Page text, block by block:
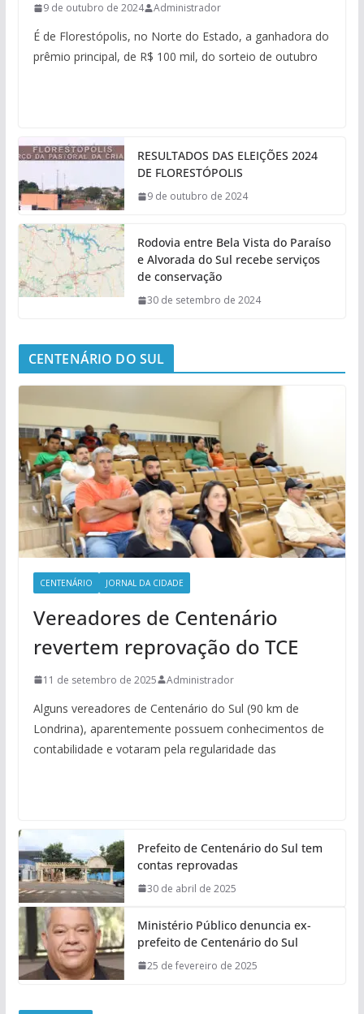
9 de outubro de 2024 Administrador
É de Florestópolis, no Norte do Estado, a ganhadora do
prêmio principal, de R$ 100 mil, do sorteio de outubro
RESULTADOS DAS ELEIÇÕES 2024
DE FLORESTÓPOLIS
9 de outubro de 2024
Rodovia entre Bela Vista do Paraíso
e Alvorada do Sul recebe serviços
de conservação
30 de setembro de 2024
CENTENÁRIO DO SUL
CENTENÁRIO JORNAL DA CIDADE
Vereadores de Centenário
revertem reprovação do TCE
11 de setembro de 2025 Administrador
Alguns vereadores de Centenário do Sul (90 km de
Londrina), aparentemente possuem conhecimentos de
contabilidade e votaram pela regularidade das
Prefeito de Centenário do Sul tem
contas reprovadas
30 de abril de 2025
Ministério Público denuncia ex-
prefeito de Centenário do Sul
25 de fevereiro de 2025